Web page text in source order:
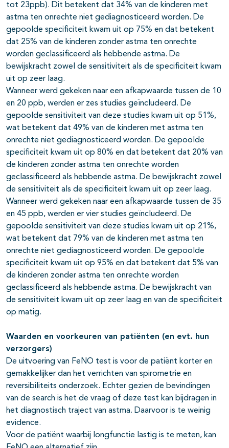
tot 23ppb). Dit betekent dat 34% van de kinderen met
astma ten onrechte niet gediagnosticeerd worden. De
gepoolde specificiteit kwam uit op 75% en dat betekent
dat 25% van de kinderen zonder astma ten onrechte
worden geclassificeerd als hebbende astma. De
bewijskracht zowel de sensitiviteit als de specificiteit kwam
uit op zeer laag.
Wanneer werd gekeken naar een afkapwaarde tussen de 10
en 20 ppb, werden er zes studies geïncludeerd. De
gepoolde sensitiviteit van deze studies kwam uit op 51%,
wat betekent dat 49% van de kinderen met astma ten
onrechte niet gediagnosticeerd worden. De gepoolde
specificiteit kwam uit op 80% en dat betekent dat 20% van
de kinderen zonder astma ten onrechte worden
geclassificeerd als hebbende astma. De bewijskracht zowel
de sensitiviteit als de specificiteit kwam uit op zeer laag.
Wanneer werd gekeken naar een afkapwaarde tussen de 35
en 45 ppb, werden er vier studies geïncludeerd. De
gepoolde sensitiviteit van deze studies kwam uit op 21%,
wat betekent dat 79% van de kinderen met astma ten
onrechte niet gediagnosticeerd worden. De gepoolde
specificiteit kwam uit op 95% en dat betekent dat 5% van
de kinderen zonder astma ten onrechte worden
geclassificeerd als hebbende astma. De bewijskracht van
de sensitiviteit kwam uit op zeer laag en van de specificiteit
op matig.
Waarden en voorkeuren van patiënten (en evt. hun
verzorgers)
De uitvoering van FeNO test is voor de patiënt korter en
gemakkelijker dan het verrichten van spirometrie en
reversibiliteits onderzoek. Echter gezien de bevindingen
van de search is het de vraag of deze test kan bijdragen in
het diagnostisch traject van astma. Daarvoor is te weinig
evidence.
Voor de patiënt waarbij longfunctie lastig is te meten, kan